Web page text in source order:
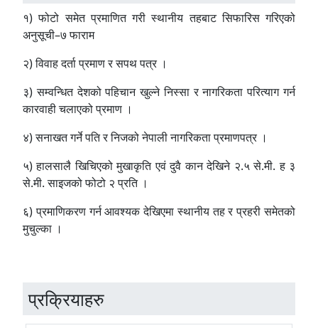
१) फोटो समेत प्रमाणित गरी स्थानीय तहबाट सिफारिस गरिएको
अनुसूची–७ फाराम
२) विवाह दर्ता प्रमाण र सपथ पत्र ।
३) सम्वन्धित देशको पहिचान खुल्ने निस्सा र नागरिकता परित्याग गर्न
कारवाही चलाएको प्रमाण ।
४) सनाखत गर्ने पति र निजको नेपाली नागरिकता प्रमाणपत्र ।
५) हालसालै खिचिएको मुखाकृति एवं दुवै कान देखिने २.५ से.मी. ह ३
से.मी. साइजको फोटो २ प्रति ।
६) प्रमाणिकरण गर्न आवश्यक देखिएमा स्थानीय तह र प्रहरी समेतको
मुचुल्का ।
प्रक्रियाहरु